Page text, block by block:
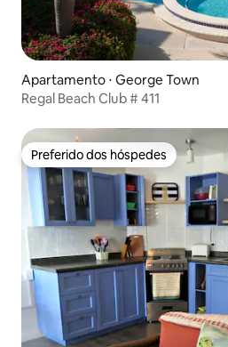
Apartamento ⋅ George Town
Regal Beach Club # 411
Preferido dos hóspedes
Preferido dos hóspedes